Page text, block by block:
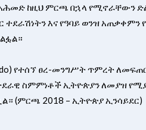
አሕመድ ከዚህ ምርጫ በኋላ የሚኖራቸውን
ተደራሽነትን እና የዓባይ ወንዝ አጠቃቀምን
የተሰኘ ፀረ-መንግሥት ጥምረት
ስምምነቶች ኢትዮጵያን ለመያዝ
(ምርጫ 2018 – ኢትዮጵያ ኢንሳይደር)